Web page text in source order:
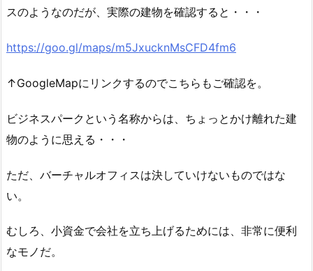
スのようなのだが、実際の建物を確認すると・・・
https://goo.gl/maps/m5JxucknMsCFD4fm6
↑GoogleMapにリンクするのでこちらもご確認を。
ビジネスパークという名称からは、ちょっとかけ離れた建
物のように思える・・・
ただ、バーチャルオフィスは決していけないものではな
い。
むしろ、小資金で会社を立ち上げるためには、非常に便利
なモノだ。